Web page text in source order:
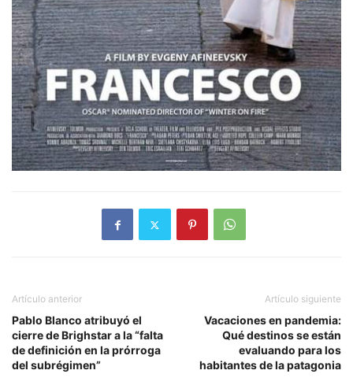
Artículo anterior
Pablo Blanco atribuyó el
cierre de Brighstar a la “falta
de definición en la prórroga
del subrégimen”
Artículo siguiente
Vacaciones en pandemia:
Qué destinos se están
evaluando para los
habitantes de la patagonia